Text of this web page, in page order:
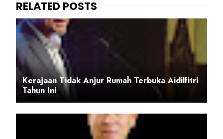
Kerajaan Tidak Anjur Rumah Terbuka Aidilfitri
Tahun Ini